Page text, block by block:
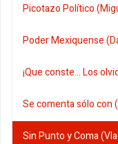
Picotazo Político
Poder Mexiquense
¡Que conste... Los
Se comenta sólo con
Sin Punto y Coma